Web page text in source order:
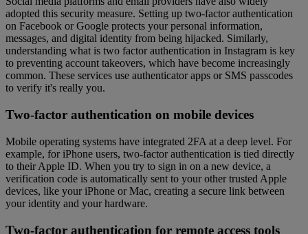
adopted this security measure. Setting up two-factor authentication
on Facebook or Google protects your personal information,
messages, and digital identity from being hijacked. Similarly,
understanding what is two factor authentication in Instagram is key
to preventing account takeovers, which have become increasingly
common. These services use authenticator apps or SMS passcodes
to verify it's really you.
Two-factor authentication on mobile devices
Mobile operating systems have integrated 2FA at a deep level. For
example, for iPhone users, two-factor authentication is tied directly
to their Apple ID. When you try to sign in on a new device, a
verification code is automatically sent to your other trusted Apple
devices, like your iPhone or Mac, creating a secure link between
your identity and your hardware.
Two-factor authentication for remote access tools